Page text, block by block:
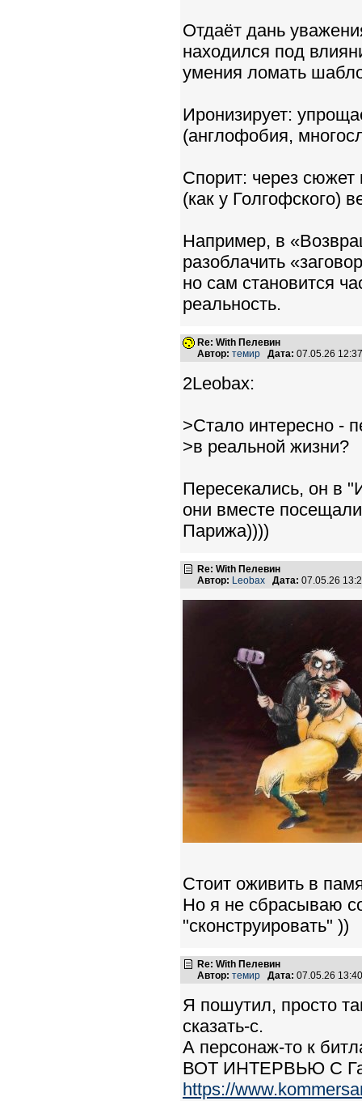
Отдаёт дань
находился под
умения ломать
Иронизирует:
(англофобия,
Спорит: через сюжет
(как у Голгофского)
Например, в
разоблачить
но сам становится
реальность.
Re: With Пелевин
Автор: темир Дата: 07.05.26
2Leobax:
>Стало интересно -
>в реальной жизни?
Пересекались, он в
они вместе
Парижа))))
Re: With Пелевин
Автор: Leobax Дата: 07.05.26
Стоит оживить в
Но я не сбрасываю
"сконструировать" ))
Re: With Пелевин
Автор: темир Дата: 07.05.26
Я пошутил, просто
сказать-с.
А персонаж-то к
ВОТ ИНТЕРВЬЮ С
https://